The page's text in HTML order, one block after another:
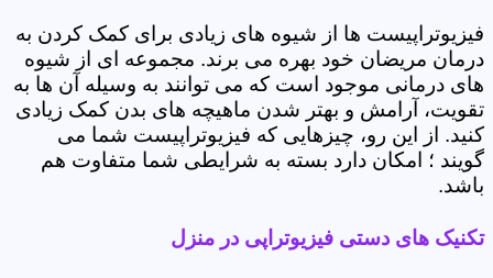
فیزیوتراپیست ها از شیوه های زیادی برای کمک کردن به
درمان مریضان خود بهره می برند. مجموعه ای از شیوه
های درمانی موجود است که می توانند به وسیله آن ها به
تقویت، آرامش و بهتر شدن ماهیچه های بدن کمک زیادی
کنید. از این رو، چیزهایی که فیزیوتراپیست شما می
گویند ؛ امکان دارد بسته به شرایطی شما متفاوت هم
باشد.
تکنیک های دستی فیزیوتراپی در منزل